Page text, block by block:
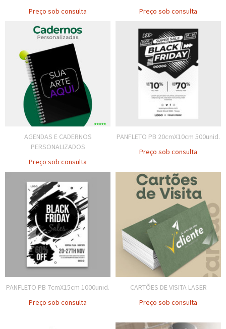
Preço sob consulta
Preço sob consulta
AGENDAS E CADERNOS
PERSONALIZADOS
Preço sob consulta
PANFLETO PB 20cmX10cm 500unid.
Preço sob consulta
PANFLETO PB 7cmX15cm 1000unid.
Preço sob consulta
CARTÕES DE VISITA LASER
Preço sob consulta